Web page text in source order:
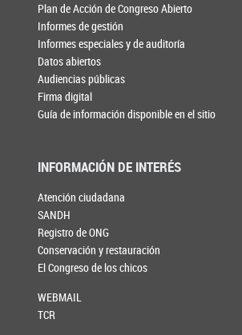
Plan de Acción de Congreso Abierto
Informes de gestión
Informes especiales y de auditoría
Datos abiertos
Audiencias públicas
Firma digital
Guía de información disponible en el sitio
INFORMACIÓN DE INTERÉS
Atención ciudadana
SANDH
Registro de ONG
Conservación y restauración
El Congreso de los chicos
WEBMAIL
TCR